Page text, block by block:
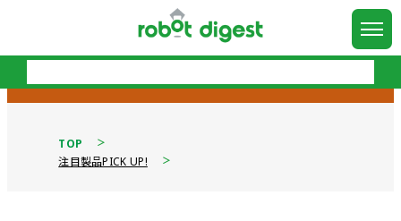
TOP
注目製品PICK UP!